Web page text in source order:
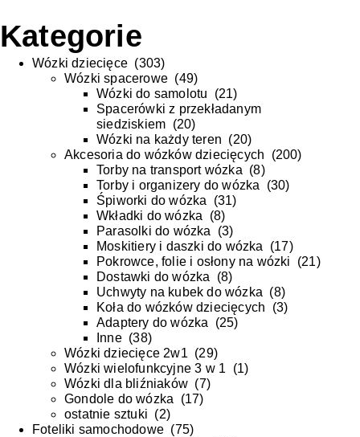
Kategorie
Wózki dziecięce (303)
Wózki spacerowe (49)
Wózki do samolotu (21)
Spacerówki z przekładanym
siedziskiem (20)
Wózki na każdy teren (20)
Akcesoria do wózków dziecięcych (200)
Torby na transport wózka (8)
Torby i organizery do wózka (30)
Śpiworki do wózka (31)
Wkładki do wózka (8)
Parasolki do wózka (3)
Moskitiery i daszki do wózka (17)
Pokrowce, folie i osłony na wózki (21)
Dostawki do wózka (8)
Uchwyty na kubek do wózka (8)
Koła do wózków dziecięcych (3)
Adaptery do wózka (25)
Inne(38)
Wózki dziecięce 2w1 (29)
Wózki wielofunkcyjne 3 w 1 (1)
Wózki dla bliźniaków (7)
Gondole do wózka (17)
ostatnie sztuki (2)
Foteliki samochodowe (75)